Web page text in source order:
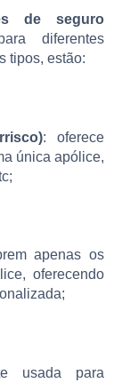
de seguro
diferentes
tipos, estão:
: oferece
única apólice,
apenas os
oferecendo
usada para